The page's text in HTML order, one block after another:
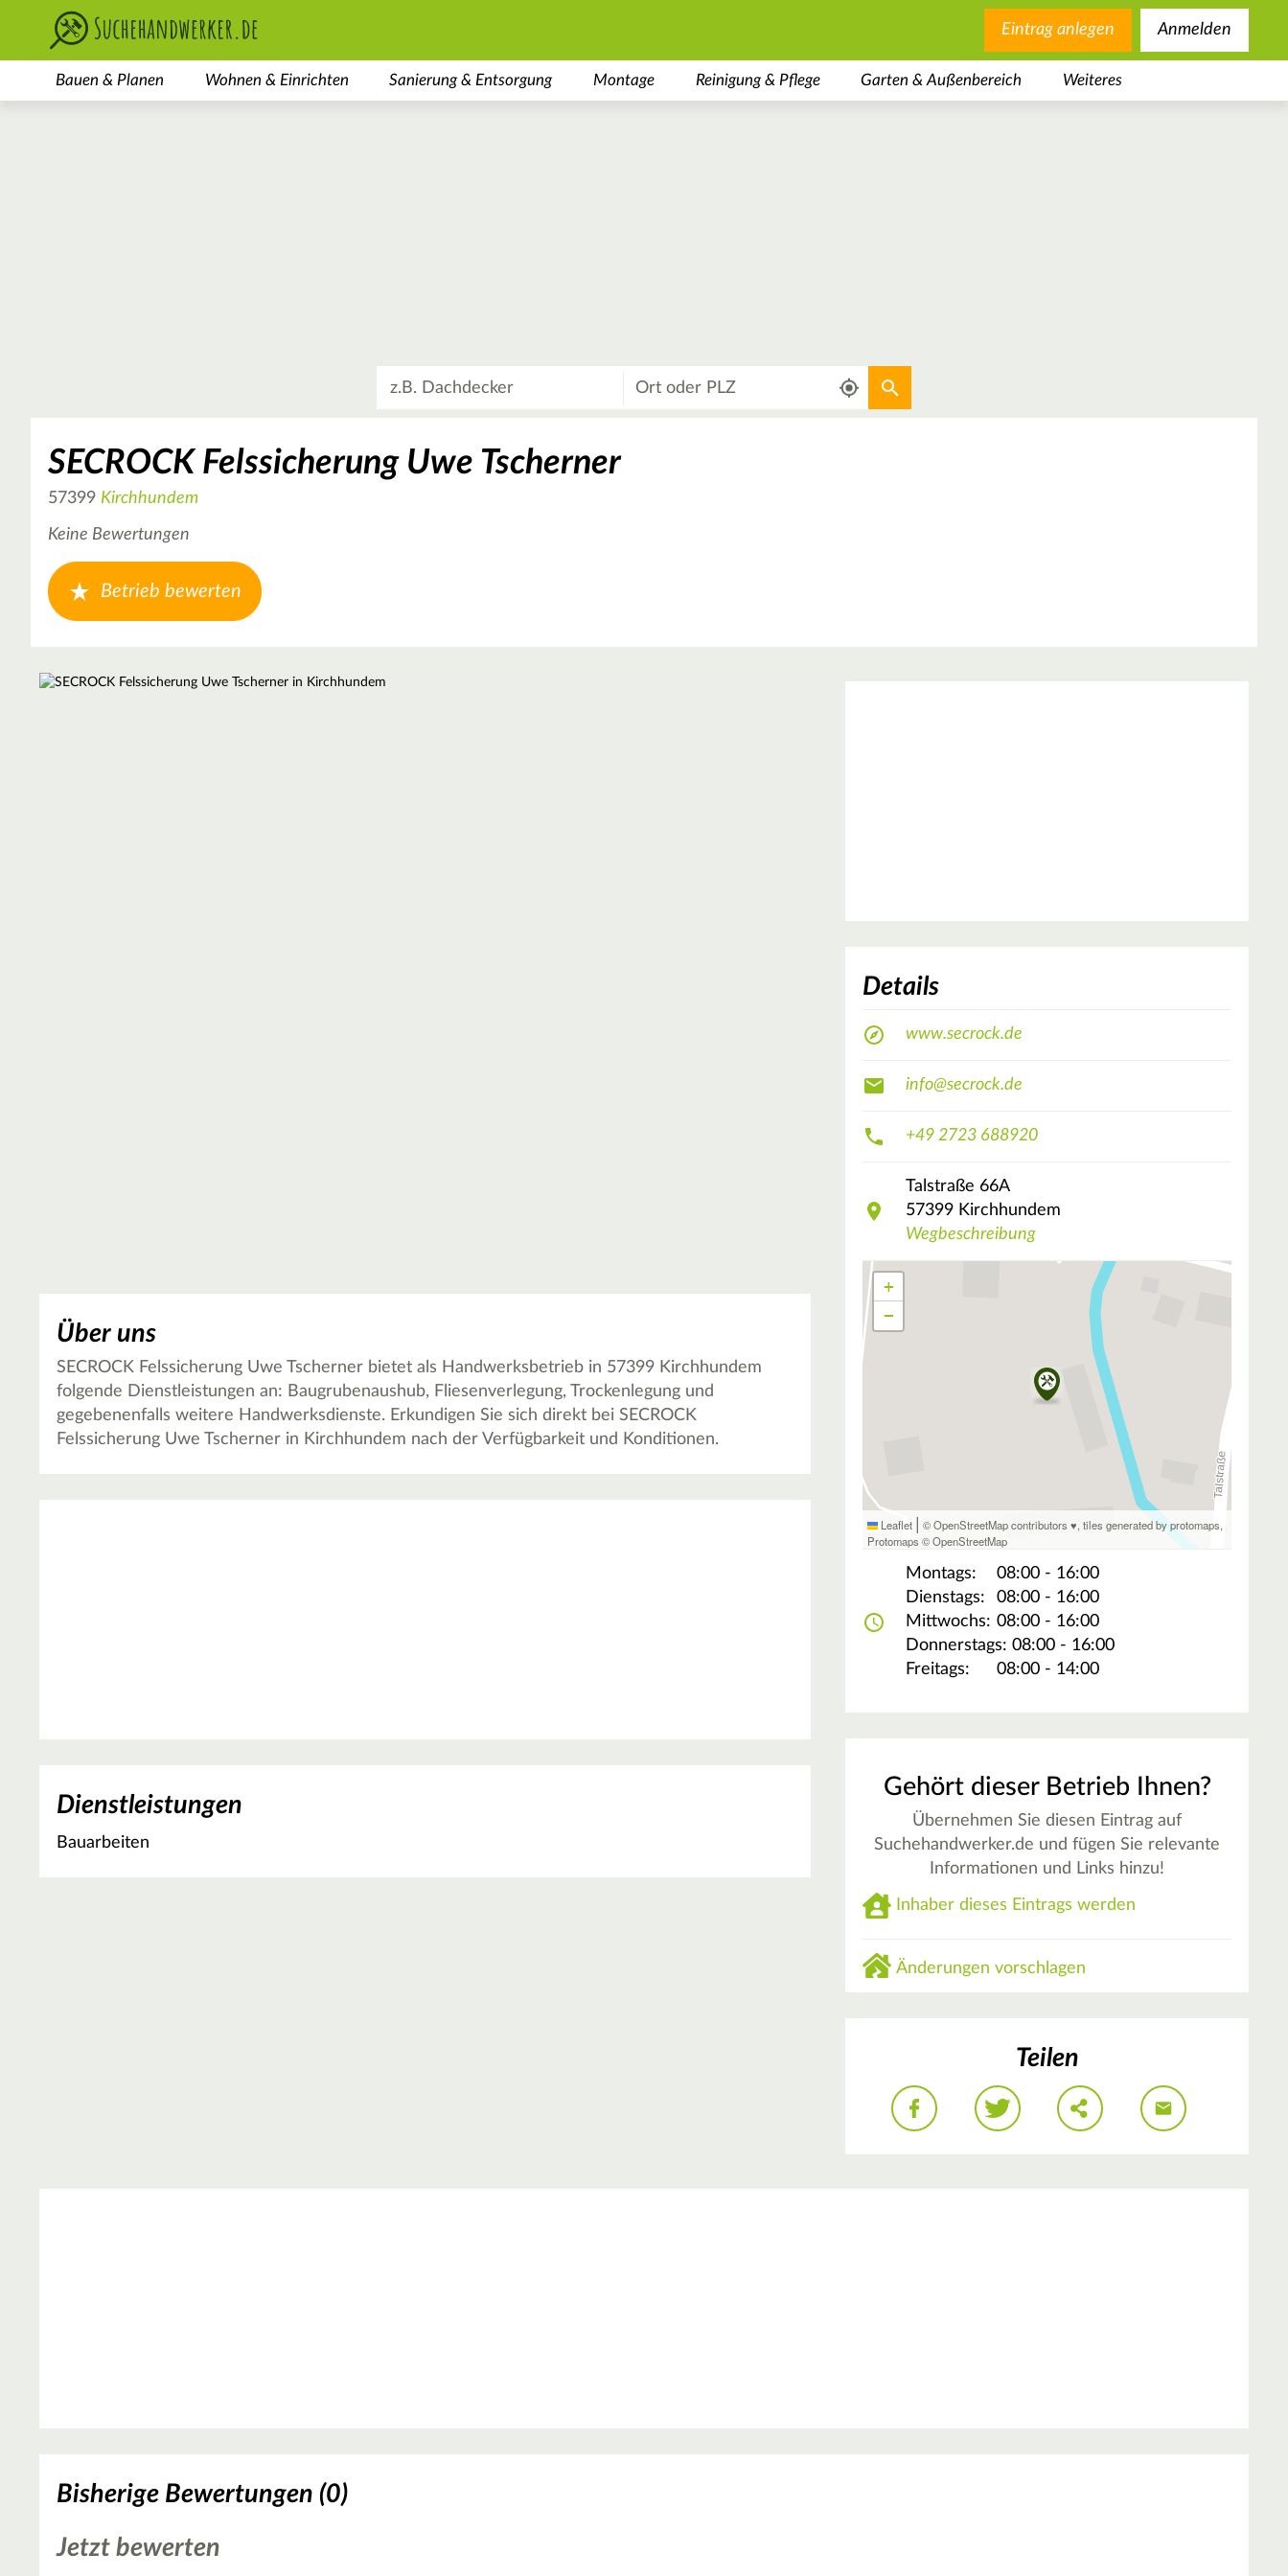
Eintrag anlegen Anmelden
Bauen & Planen Wohnen & Einrichten Sanierung & Entsorgung Montage Reinigung & Pflege Garten & Außenbereich Weiteres
Aktuellen Standort verwenden
SECROCK Felssicherung Uwe Tscherner
57399 Kirchhundem
Keine Bewertungen
Betrieb bewerten
Über uns
SECROCK Felssicherung Uwe Tscherner bietet als Handwerksbetrieb in 57399 Kirchhundem
folgende Dienstleistungen an: Baugrubenaushub, Fliesenverlegung, Trockenlegung und
gegebenenfalls weitere Handwerksdienste. Erkundigen Sie sich direkt bei SECROCK
Felssicherung Uwe Tscherner in Kirchhundem nach der Verfügbarkeit und Konditionen.
Dienstleistungen
Bauarbeiten
Details
www.secrock.de
info@secrock.de
+49 2723 688920
Talstraße 66A
57399 Kirchhundem
Wegbeschreibung
+
−
Leaflet | © OpenStreetMap contributors ♥,tiles generated by protomaps,
Protomaps ©OpenStreetMap
Montags:
08:00 - 16:00
Dienstags:
08:00 - 16:00
Mittwochs: 08:00 - 16:00
Donnerstags: 08:00 - 16:00
Freitags:
08:00 - 14:00
Gehört dieser Betrieb Ihnen?
Übernehmen Sie diesen Eintrag auf
Suchehandwerker.de und fügen Sie relevante
Informationen und Links hinzu!
Inhaber dieses Eintrags werden
Änderungen vorschlagen
Teilen
Bisherige Bewertungen (0)
Jetzt bewerten